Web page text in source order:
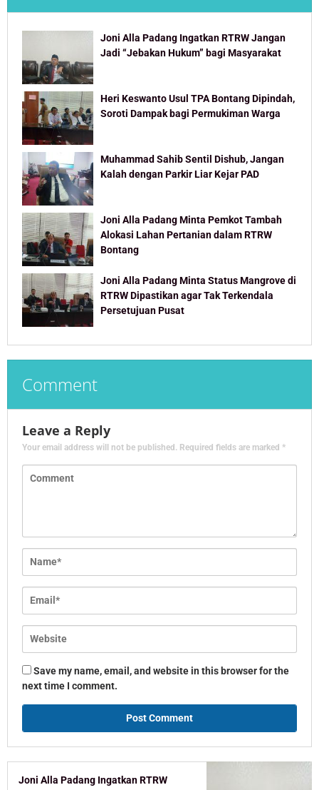
Joni Alla Padang Ingatkan RTRW Jangan
Jadi “Jebakan Hukum” bagi Masyarakat
Heri Keswanto Usul TPA Bontang Dipindah,
Soroti Dampak bagi Permukiman Warga
Muhammad Sahib Sentil Dishub, Jangan
Kalah dengan Parkir Liar Kejar PAD
Joni Alla Padang Minta Pemkot Tambah
Alokasi Lahan Pertanian dalam RTRW
Bontang
Joni Alla Padang Minta Status Mangrove di
RTRW Dipastikan agar Tak Terkendala
Persetujuan Pusat
Comment
Leave a Reply
Your email address will not be published. Required fields are marked *
Save my name, email, and website in this browser for the
next time I comment.
Joni Alla Padang Ingatkan RTRW